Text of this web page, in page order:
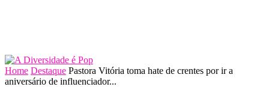
Home Destaque Pastora Vitória toma hate de crentes por ir a
aniversário de influenciador...